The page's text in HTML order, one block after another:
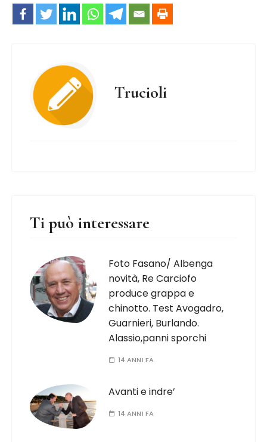
Trucioli
Ti può interessare
Foto Fasano/ Albenga
novità, Re Carciofo
produce grappa e
chinotto. Test Avogadro,
Guarnieri, Burlando.
Alassio,panni sporchi
14 ANNI FA
Avanti e indre’
14 ANNI FA